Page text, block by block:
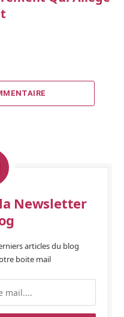
Newsletter
articles du blog
boite mail